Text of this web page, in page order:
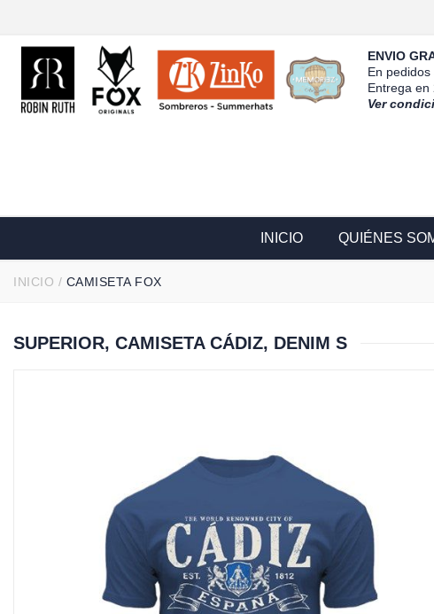
ENVIO
En pedidos
Entrega en
Ver
INICIO QUIÉNES
INICIO / CAMISETA FOX
SUPERIOR, CAMISETA CÁDIZ, DENIM S